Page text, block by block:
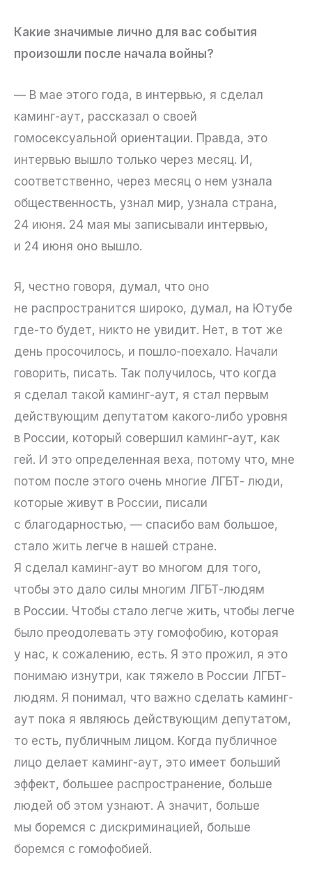
Какие значимые лично для вас события
произошли после начала войны?
— В мае этого года, в интервью, я сделал
каминг-аут, рассказал о своей
гомосексуальной ориентации. Правда, это
интервью вышло только через месяц. И,
соответственно, через месяц о нем узнала
общественность, узнал мир, узнала страна,
24 июня. 24 мая мы записывали интервью,
и 24 июня оно вышло.
Я, честно говоря, думал, что оно
не распространится широко, думал, на Ютубе
где-то будет, никто не увидит. Нет, в тот же
день просочилось, и пошло-поехало. Начали
говорить, писать. Так получилось, что когда
я сделал такой каминг-аут, я стал первым
действующим депутатом какого-либо уровня
в России, который совершил каминг-аут, как
гей. И это определенная веха, потому что, мне
потом после этого очень многие ЛГБТ- люди,
которые живут в России, писали
с благодарностью, — спасибо вам большое,
стало жить легче в нашей стране.
Я сделал каминг-аут во многом для того,
чтобы это дало силы многим ЛГБТ-людям
в России. Чтобы стало легче жить, чтобы легче
было преодолевать эту гомофобию, которая
у нас, к сожалению, есть. Я это прожил, я это
понимаю изнутри, как тяжело в России ЛГБТ-
людям. Я понимал, что важно сделать каминг-
аут пока я являюсь действующим депутатом,
то есть, публичным лицом. Когда публичное
лицо делает каминг-аут, это имеет больший
эффект, большее распространение, больше
людей об этом узнают. А значит, больше
мы боремся с дискриминацией, больше
боремся с гомофобией.